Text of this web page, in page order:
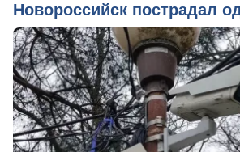
Новороссийск пострадал